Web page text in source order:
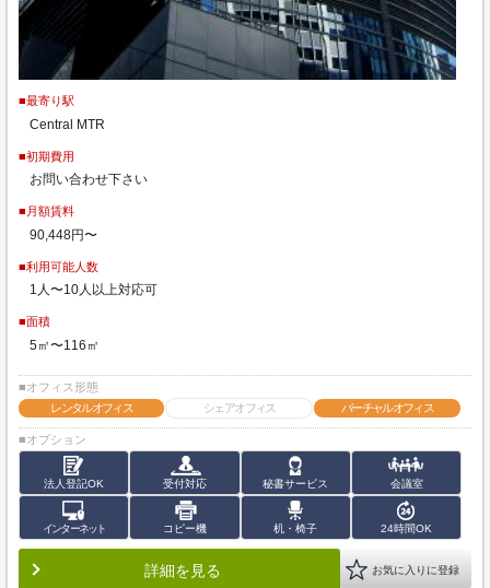
■最寄り駅
Central MTR
■初期費用
お問い合わせ下さい
■月額賃料
90,448円〜
■利用可能人数
1人〜10人以上対応可
■面積
5㎡〜116㎡
■オフィス形態
レンタルオフィス
シェアオフィス バーチャルオフィス
■オプション
法人登記OK 受付対応 秘書サービス 会議室
インターネット コピー機 机・椅子 24時間OK
詳細を見る お気に入りに登録